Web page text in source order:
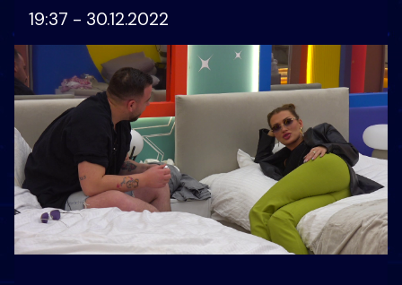
19:37 - 30.12.2022